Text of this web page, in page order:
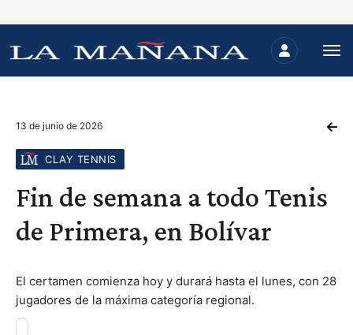
13 de junio de 2026
CLAY TENNIS
Fin de semana a todo Tenis
de Primera, en Bolívar
El certamen comienza hoy y durará hasta el lunes, con 28
jugadores de la máxima categoría regional.